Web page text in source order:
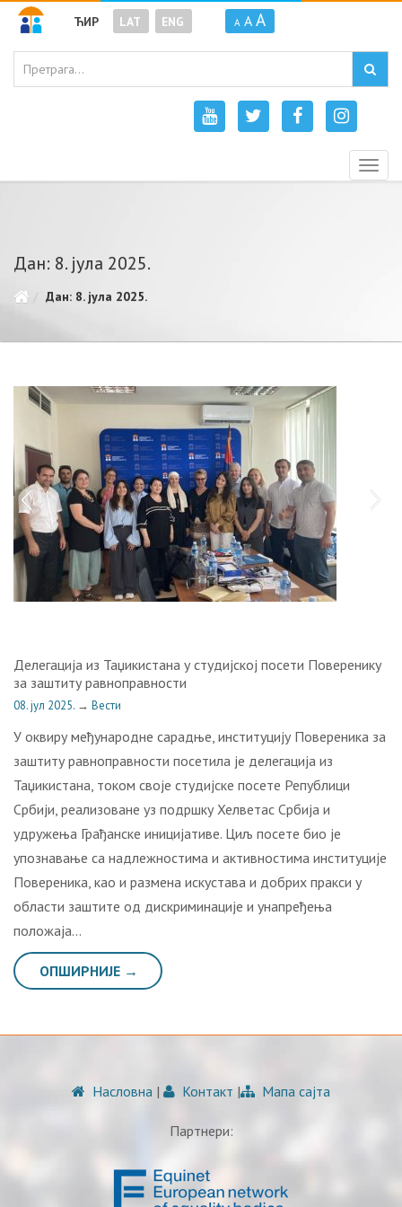
ЋИР LAT ENG A A A
Дан: 8. јула 2025.
Дан: 8. јула 2025.
Делегација из Таџикистана у студијској посети Поверенику
за заштиту равноправности
08. јул 2025. → Вести
У оквиру међународне сарадње, институцију Повереника за
заштиту равноправности посетила је делегација из
Таџикистана, током своје студијске посете Републици
Србији, реализоване уз подршку Хелветас Србија и
удружења Грађанске иницијативе. Циљ посете био је
упознавање са надлежностима и активностима институције
Повереника, као и размена искустава и добрих пракси у
области заштите од дискриминације и унапређења
положаја…
ОПШИРНИЈЕ →
Насловна | Контакт | Мапа сајта
Партнери: